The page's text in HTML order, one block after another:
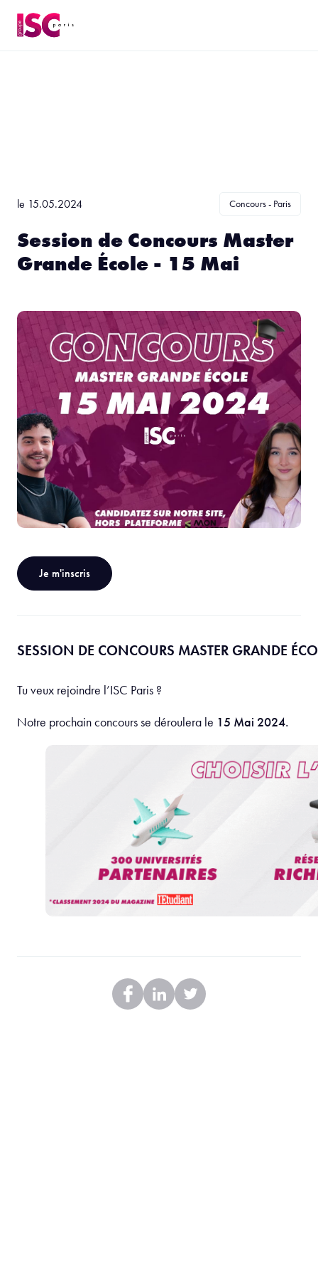
le 15.05.2024 Concours - Paris
Session de Concours Master
Grande École - 15 Mai
Je m'inscris
SESSION DE CONCOURS MASTER GRANDE
Tu veux rejoindre l’ISC Paris ?
Notre prochain concours se déroulera le 15 Mai 2024.